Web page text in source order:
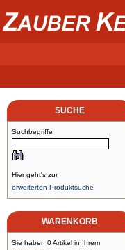
SUCHE
Suchbegriffe
Hier geht's zur
erweiterten Produktsuche
WARENKORB
Sie haben 0 Artikel in Ihrem